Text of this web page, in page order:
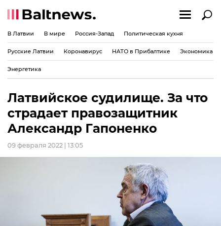
В Латвии В мире Россия-Запад Политическая кухня
Русские Латвии Коронавирус НАТО в Прибалтике Экономика
Энергетика
Латвийское судилище. За что
страдает правозащитник
Александр Гапоненко
09 февраля 2022 | 13:05